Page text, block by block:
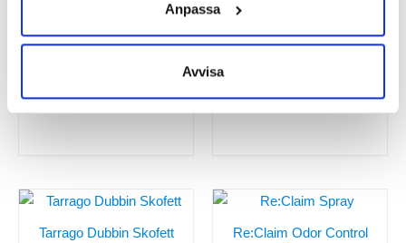
Anpassa
Avvisa
130kr
+4 More
100kr
Tarrago Dubbin Skofett
Re:Claim Odor Control